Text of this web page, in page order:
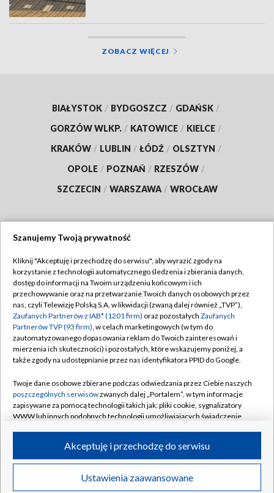
ZOBACZ WIĘCEJ
BIAŁYSTOK / BYDGOSZCZ / GDAŃSK /
GORZÓW WLKP. / KATOWICE / KIELCE /
KRAKÓW / LUBLIN / ŁÓDŹ / OLSZTYN /
OPOLE / POZNAŃ / RZESZÓW /
SZCZECIN / WARSZAWA / WROCŁAW
TVP
Abonament TVP
Emisja w TVP
Centrum informacji TVP
Naziemna Telewizja Cyfrowa
Rada Programowa
System NOS
Informacje o nadawcy
Program dla prasy
Ogłoszenie przetargowe
Regulamin TVP
Polityka prywatności
Moje zgody
Pomoc
Kontakt
Kanały
©2026 Telewizja Polska S.A. w likwidacji
Szanujemy Twoją prywatność
Kliknij "Akceptuję i przechodzę do serwisu", aby wyrazić zgody na
korzystanie z technologii automatycznego śledzenia i zbierania danych,
dostęp do informacji na Twoim urządzeniu końcowym i ich
przechowywanie oraz na przetwarzanie Twoich danych osobowych przez
nas, czyli Telewizję Polską S.A. w likwidacji (zwaną dalej również „TVP”),
Zaufanych Partnerów z IAB* (1201 firm) oraz pozostałych Zaufanych
Partnerów TVP (93 firm), w celach marketingowych (w tym do
zautomatyzowanego dopasowania reklam do Twoich zainteresowań i
mierzenia ich skuteczności) i pozostałych, które wskazujemy poniżej, a
także zgody na udostępnianie przez nas identyfikatora PPID do Google.
Twoje dane osobowe zbierane podczas odwiedzania przez Ciebie naszych
poszczególnych serwisówzwanych dalej „Portalem”, w tym informacje
zapisywane za pomocą technologii takich jak: pliki cookie, sygnalizatory
WWW lub innych podobnych technologii umożliwiających świadczenie
ruchu w Internecie.
Twoje dane osobowe zbierane podczas odwiedzania przez Ciebie
poszczególnych serwisówna Portalu, takie jak adresy IP, identyfikatory
Ustawienia zaawansowane
Akceptuję i przechodzę do serwisu